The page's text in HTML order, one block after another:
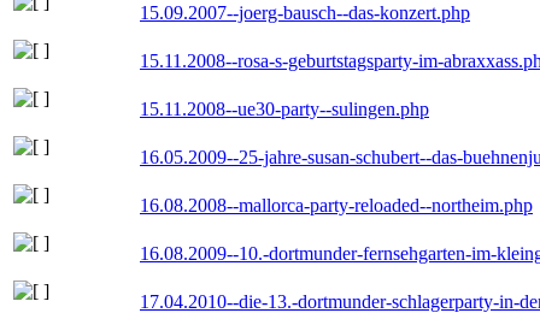
15.09.2007--joerg-bausch--das-konzert.php
15.11.2008--rosa-s-geburtstagsparty-im-
15.11.2008--ue30-party--sulingen.php
16.05.2009--25-jahre-susan-schubert--das-
16.08.2008--mallorca-party-reloaded--northeim.php
16.08.2009--10.-dortmunder-fernsehgarten-im-
17.04.2010--die-13.-dortmunder-schlagerparty-in-